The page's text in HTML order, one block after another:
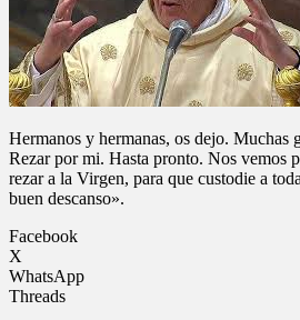
Hermanos y hermanas, os dejo. Muchas
Rezar por mi. Hasta pronto. Nos vemos
rezar a la Virgen, para que custodie a
buen descanso».
Facebook
X
WhatsApp
Threads